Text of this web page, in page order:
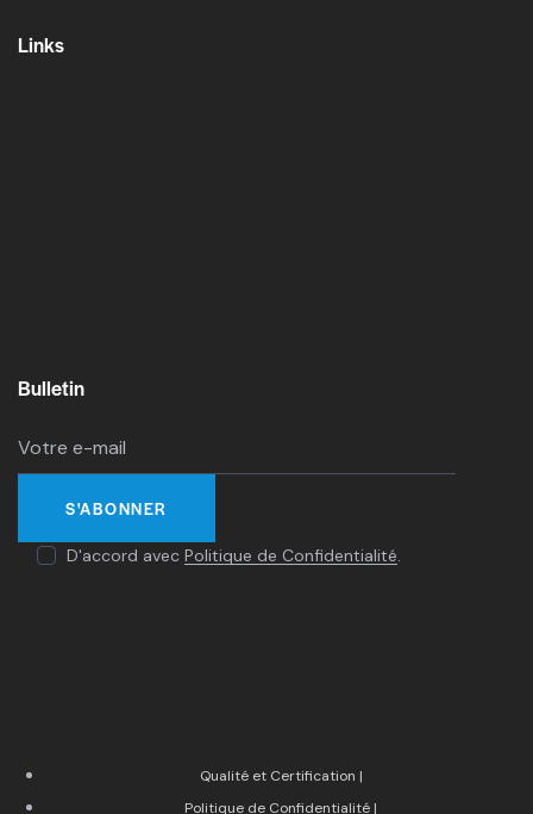
Links
Bulletin
D'accord avecPolitique de Confidentialité.
Qualité et Certification |
Politique de Confidentialité |